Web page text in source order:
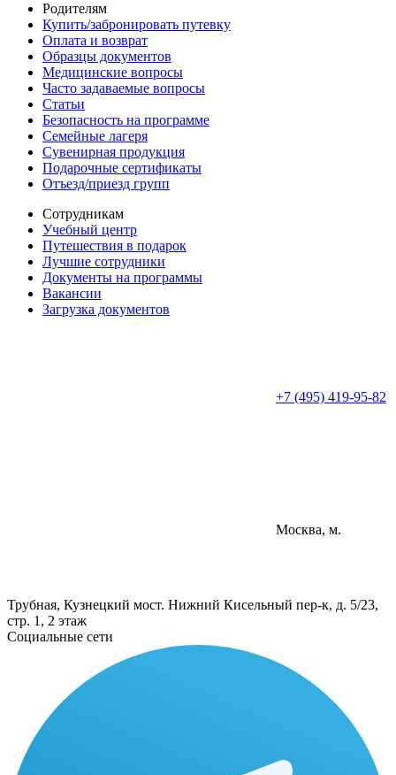
Родителям
Купить/забронировать путевку
Оплата и возврат
Образцы документов
Медицинские вопросы
Часто задаваемые вопросы
Статьи
Безопасность на программе
Семейные лагеря
Сувенирная продукция
Подарочные сертификаты
Отъезд/приезд групп
Сотрудникам
Учебный центр
Путешествия в подарок
Лучшие сотрудники
Документы на программы
Вакансии
Загрузка документов
+7 (495) 419-95-82
Москва, м.
Трубная, Кузнецкий мост. Нижний Кисельный пер-к, д. 5/23,
стр. 1, 2 этаж
Социальные сети